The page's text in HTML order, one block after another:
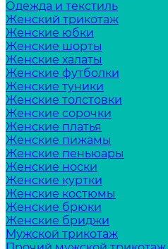
Одежда и текстиль
Женский трикотаж
Женские юбки
Женские шорты
Женские халаты
Женские футболки
Женские туники
Женские толстовки
Женские сорочки
Женские платья
Женские пижамы
Женские пеньюары
Женские носки
Женские куртки
Женские костюмы
Женские брюки
Женские бриджи
Мужской трикотаж